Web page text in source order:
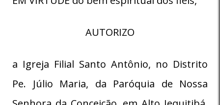
AUTORIZO
a Igreja Filial Santo Antônio, no Distrito
Pe. Júlio Maria, da Paróquia de Nossa